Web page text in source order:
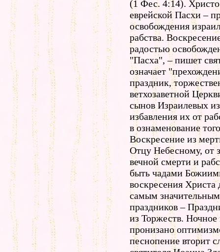
(1 Фес. 4:14).
еврейской Пасхи –
освобождения
рабства.
радостью
"Пасха", – пишет
означает
праздник,
ветхозаветной
сынов Израилевых
избавления их от
в ознаменование
Воскресение из
Отцу Небесному, от
вечной смерти и
быть чадами
воскресения Христа
самым
праздников –
из Торжеств. Ночное
пронизано
песнопение вторит